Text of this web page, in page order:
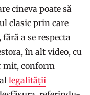
cineva poate să
clasic prin care
a se respecta
în alt video, cu
mit, conform
allegalității